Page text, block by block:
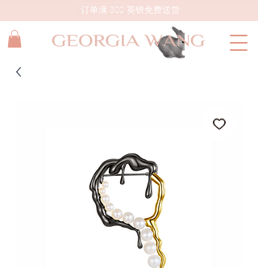
订单满 300 英镑免费送货